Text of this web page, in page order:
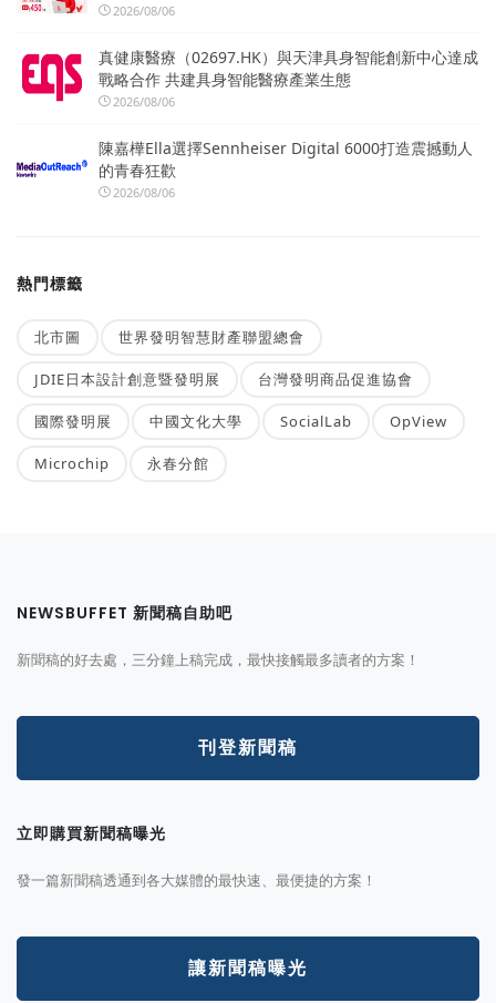
2026/08/06
真健康醫療（02697.HK）與天津具身智能創新中心達成
戰略合作 共建具身智能醫療產業生態
2026/08/06
陳嘉樺Ella選擇Sennheiser Digital 6000打造震撼動人
的青春狂歡
2026/08/06
熱門標籤
北市圖 世界發明智慧財產聯盟總會
JDIE日本設計創意暨發明展 台灣發明商品促進協會
國際發明展 中國文化大學 SocialLab OpView
Microchip 永春分館
NEWSBUFFET 新聞稿自助吧
新聞稿的好去處，三分鐘上稿完成，最快接觸最多讀者的方案！
刊登新聞稿
立即購買新聞稿曝光
發一篇新聞稿透通到各大媒體的最快速、最便捷的方案！
讓新聞稿曝光